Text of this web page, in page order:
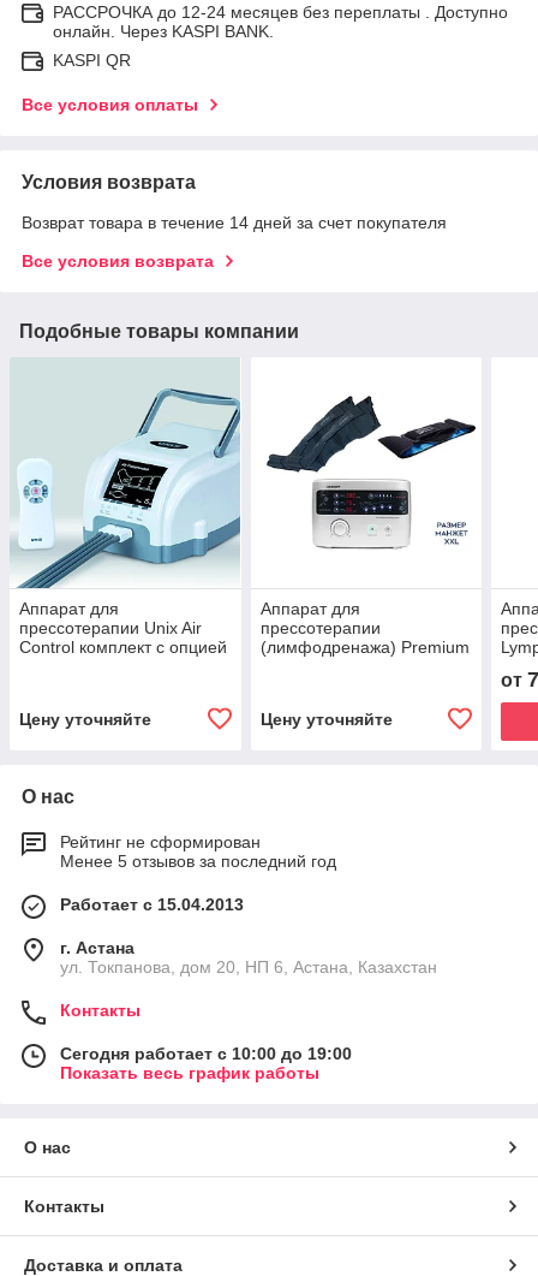
РАССРОЧКА до 12-24 месяцев без переплаты . Доступно
онлайн. Через KASPI BANK.
KASPI QR
Все условия оплаты
Условия возврата
Возврат товара в течение 14 дней за счет покупателя
Все условия возврата
Подобные товары компании
Аппарат для
прессотерапии Unix Air
Control комплект с опцией
Цену уточняйте
Аппарат для
прессотерапии
(лимфодренажа) Premium
ног(XXL) +термо-бандаж
Цену уточняйте
от
О нас
Рейтинг не сформирован
Менее 5 отзывов за последний год
Работает с 15.04.2013
г. Астана
ул. Токпанова, дом 20, НП 6, Астана, Казахстан
Контакты
Сегодня работает с 10:00 до 19:00
Показать весь график работы
О нас
Контакты
Доставка и оплата